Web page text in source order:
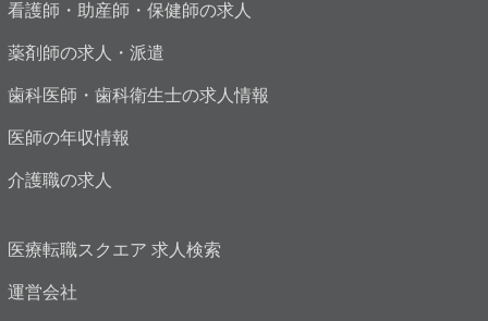
看護師・助産師・保健師の求人
薬剤師の求人・派遣
歯科医師・歯科衛生士の求人情報
医師の年収情報
介護職の求人
医療転職スクエア 求人検索
運営会社